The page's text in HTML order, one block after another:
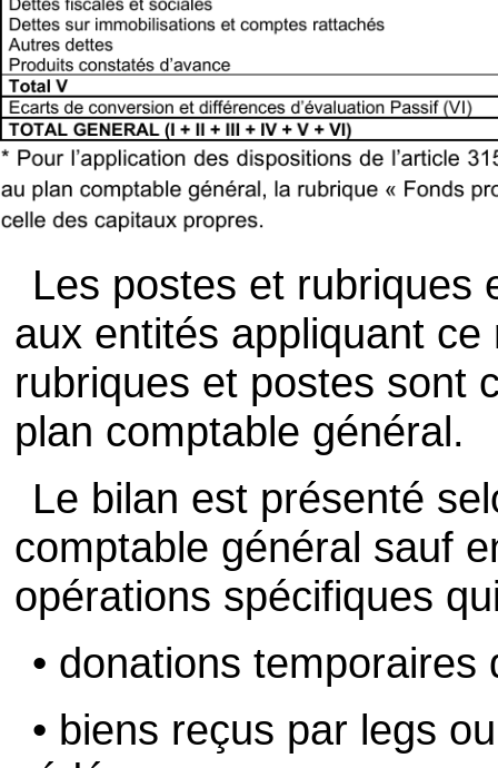
Les postes et rubriques
aux entités appliquant
rubriques et postes sont
plan comptable général.
Le bilan est présenté
comptable général sauf
opérations spécifiques
• donations temporaires
• biens reçus par legs